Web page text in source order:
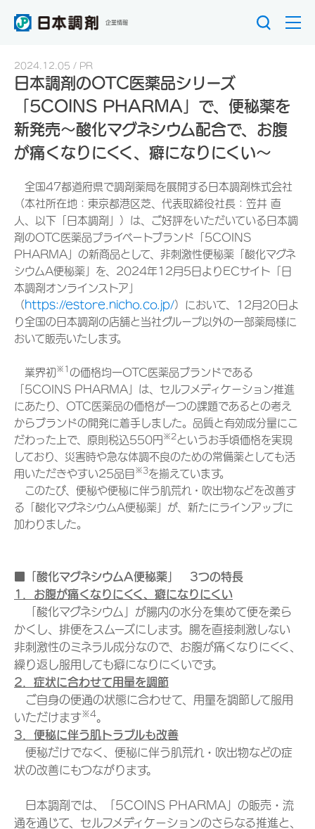
企業情報
2024.12.05 PR
日本調剤のOTC医薬品シリーズ
「5COINS PHARMA」で、便秘薬を
新発売～酸化マグネシウム配合で、お腹
が痛くなりにくく、癖になりにくい～
全国47都道府県で調剤薬局を展開する日本調剤株式会社
（本社所在地：東京都港区芝、代表取締役社長：笠井 直
人、以下「日本調剤」）は、ご好評をいただいている日本調
剤のOTC医薬品プライベートブランド「5COINS
PHARMA」の新商品として、非刺激性便秘薬「酸化マグネ
シウムA便秘薬」を、2024年12月5日よりECサイト「日
本調剤オンラインストア」
（ https://estore.nicho.co.jp/）において、12月20日よ
り全国の日本調剤の店舗と当社グループ以外の一部薬局様に
おいて販売いたします。
業界初 ※1 の価格均一OTC医薬品ブランドである
「5COINS PHARMA」は、セルフメディケーション推進
にあたり、OTC医薬品の価格が一つの課題であるとの考え
からブランドの開発に着手しました。品質と有効成分量にこ
だわった上で、原則税込550円 ※2というお手頃価格を実現
しており、災害時や急な体調不良のための常備薬としても活
用いただきやすい25品目 ※3を揃えています。
このたび、便秘や便秘に伴う肌荒れ・吹出物などを改善す
る「酸化マグネシウムA便秘薬」が、新たにラインアップに
加わりました。
■「酸化マグネシウムA便秘薬」 3つの特長
1．お腹が痛くなりにくく、癖になりにくい
「酸化マグネシウム」が腸内の水分を集めて便を柔ら
かくし、排便をスムーズにします。腸を直接刺激しない
非刺激性のミネラル成分なので、お腹が痛くなりにくく、
繰り返し服用しても癖になりにくいです。
2．症状に合わせて用量を調節
ご自身の便通の状態に合わせて、用量を調節して服用
いただけます※4。
3．便秘に伴う肌トラブルも改善
便秘だけでなく、便秘に伴う肌荒れ・吹出物などの症
状の改善にもつながります。
日本調剤では、「5COINS PHARMA」の販売・流
通を通じて、セルフメディケーションのさらなる推進と、